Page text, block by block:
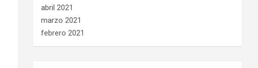
abril 2021
marzo 2021
febrero 2021